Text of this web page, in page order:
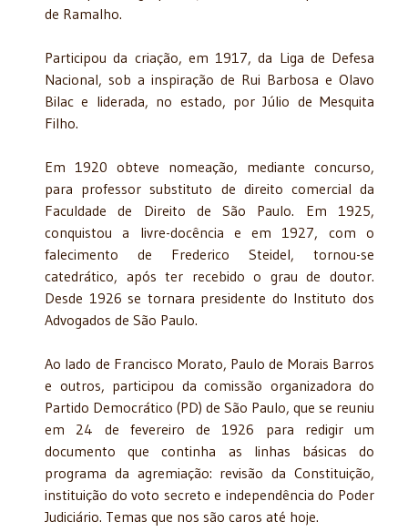
de Ramalho.
Participou da criação, em 1917, da Liga de Defesa
Nacional, sob a inspiração de Rui Barbosa e Olavo
Bilac e liderada, no estado, por Júlio de Mesquita
Filho.
Em 1920 obteve nomeação, mediante concurso,
para professor substituto de direito comercial da
Faculdade de Direito de São Paulo. Em 1925,
conquistou a livre-docência e em 1927, com o
falecimento de Frederico Steidel, tornou-se
catedrático, após ter recebido o grau de doutor.
Desde 1926 se tornara presidente do Instituto dos
Advogados de São Paulo.
Ao lado de Francisco Morato, Paulo de Morais Barros
e outros, participou da comissão organizadora do
Partido Democrático (PD) de São Paulo, que se reuniu
em 24 de fevereiro de 1926 para redigir um
documento que continha as linhas básicas do
programa da agremiação: revisão da Constituição,
instituição do voto secreto e independência do Poder
Judiciário. Temas que nos são caros até hoje.